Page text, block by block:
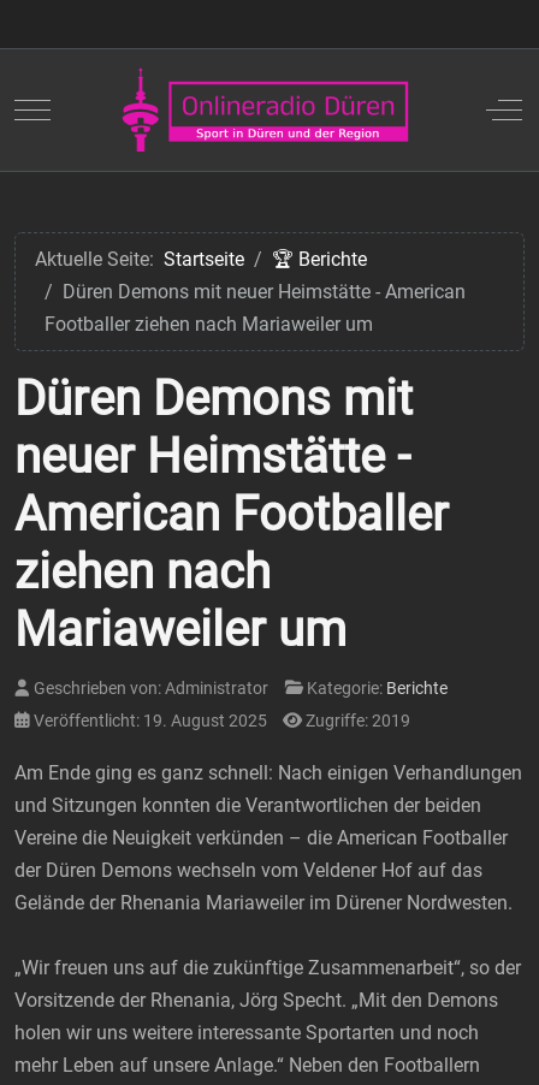
Mobile Menu Toggle Off-
Aktuelle Seite: Startseite
🏆 Berichte
Düren Demons mit neuer Heimstätte - American
Footballer ziehen nach Mariaweiler um
Düren Demons mit
neuer Heimstätte -
American Footballer
ziehen nach
Mariaweiler um
Geschrieben von:Administrator Kategorie: Berichte
Veröffentlicht: 19. August 2025
Zugriffe: 2019
Am Ende ging es ganz schnell: Nach einigen Verhandlungen
und Sitzungen konnten die Verantwortlichen der beiden
Vereine die Neuigkeit verkünden – die American Footballer
der Düren Demons wechseln vom Veldener Hof auf das
Gelände der Rhenania Mariaweiler im Dürener Nordwesten.
„Wir freuen uns auf die zukünftige Zusammenarbeit“, so der
Vorsitzende der Rhenania, Jörg Specht. „Mit den Demons
holen wir uns weitere interessante Sportarten und noch
mehr Leben auf unsere Anlage.“ Neben den Footballern